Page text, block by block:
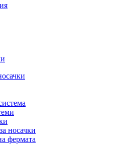
носачки
фермата